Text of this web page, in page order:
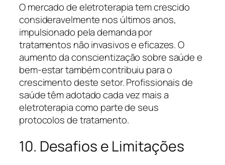
O mercado de eletroterapia tem crescido
consideravelmente nos últimos anos,
impulsionado pela demanda por
tratamentos não invasivos e eficazes. O
aumento da conscientização sobre saúde e
bem-estar também contribuiu para o
crescimento deste setor. Profissionais de
saúde têm adotado cada vez mais a
eletroterapia como parte de seus
protocolos de tratamento.
10. Desafios e Limitações